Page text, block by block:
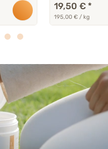
19,50 € *
195,00 € / kg